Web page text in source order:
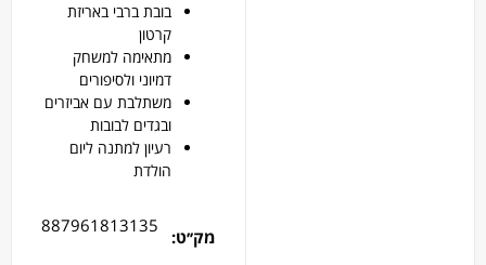
בובת ברבי באריזת
קרטון
מתאימה למשחק
דמיוני ולסיפורים
משתלבת עם אביזרים
ובגדים לבובות
רעיון למתנה ליום
הולדת
מק׳׳ט:
887961813135